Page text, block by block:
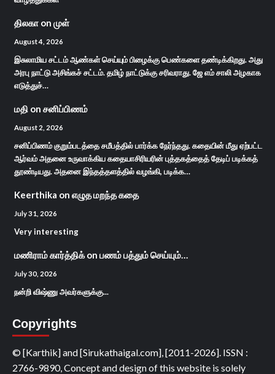
திலகா on முள்
August 4, 2026
இசுலாமிய சட்டம் ஆண்கள் செய்யும் பிழைக்கு பெண்களை தண்டிக்கிறது. அது
அரபு நாட்டு அசிங்கச் சட்டம். தமிழ் நாட்டுக்கு சரிவராது. ஜே எம் சாலி அழகாக
எடுத்துச்…
மதி on சனிப்பிணம்
August 2, 2026
சனிப்பிணம் குறும்படத்தை சமீபத்தில் பார்க்க நேர்ந்தது. கதையின் மீது ஏற்பட்ட
ஆர்வம் அதனை உருவாக்கிய கதையாசிரியரின் புத்தகத்தைத் தேடிப் படிக்கத்
தூண்டியது. அதனை இந்தத்தளத்தில் வழங்கி, படிக்க…
Keerthika on எழுத மறந்த கதை
July 31, 2026
Very interesting
மணிராம் கார்த்திக்on பணம் பத்தும் செய்யும்…
July 30, 2026
நன்றி விஷ்ணு அவர்களுக்கு...
Copyrights
© [Karthik] and [Sirukathaigal.com], [2011-2026]. ISSN :
2766-9890, Concept and design of this website is solely